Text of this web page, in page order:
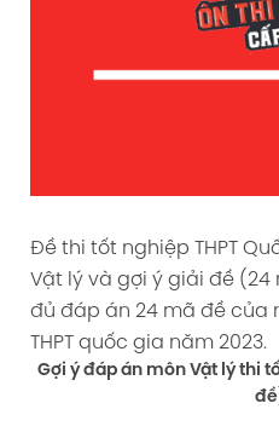
Đề thi tốt nghiệp THPT
Vật lý và gợi ý giải đề
đủ đáp án 24 mã đề của
THPT quốc gia năm 2023.
Gợi ý đáp án môn Vật lý thi